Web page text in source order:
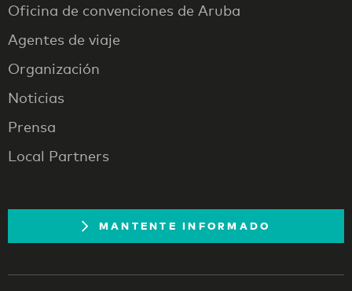
Oficina de convenciones de Aruba
Agentes de viaje
Organización
Noticias
Prensa
Local Partners
MANTENTE INFORMADO